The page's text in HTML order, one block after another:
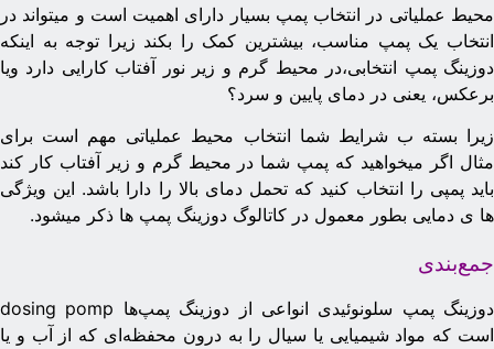
محیط عملیاتی در انتخاب پمپ بسیار دارای اهمیت است و میتواند در
انتخاب یک پمپ مناسب، بیشترین کمک را بکند زیرا توجه به اینکه
دوزینگ پمپ انتخابی،در محیط گرم و زیر نور آفتاب کارایی دارد ویا
برعکس، یعنی در دمای پایین و سرد؟
زیرا بسته ب شرایط شما انتخاب محیط عملیاتی مهم است برای
مثال اگر میخواهید که پمپ شما در محیط گرم و زیر آفتاب کار کند
باید پمپی را انتخاب کنید که تحمل دمای بالا را دارا باشد. این ویژگی
ها ی دمایی بطور معمول در کاتالوگ دوزینگ پمپ ها ذکر میشود.
جمع‌بندی
دوزینگ پمپ سلونوئیدی انواعی از دوزینگ پمپ‌ها dosing pomp
است که مواد شیمیایی یا سیال را به درون محفظه‌ای که از آب و یا